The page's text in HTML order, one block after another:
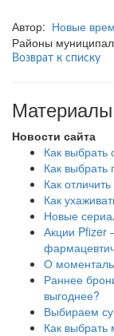
Автор: Новые
Районы
Возврат к списку
Новости сайта
Как
Как выбрать
Как отличить
Как
Новые
Акции Pfizer
О
Раннее
выгоднее?
Выбираем
Как выбрать